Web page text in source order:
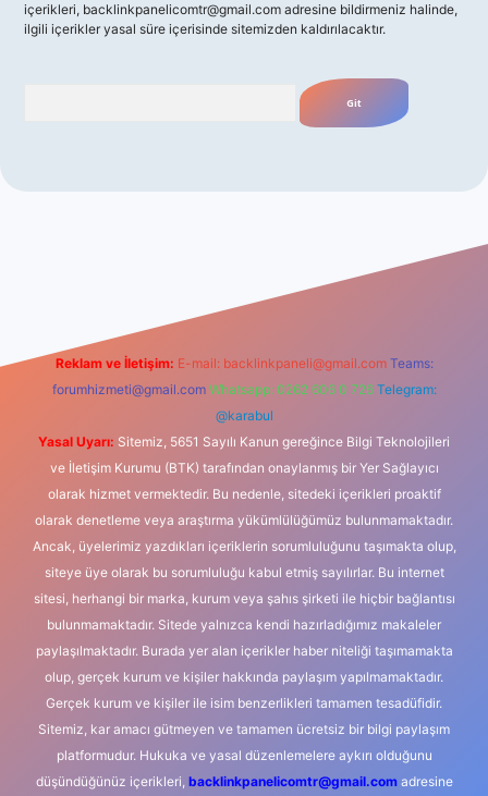
içerikleri, backlinkpanelicomtr@gmail.com adresine bildirmeniz halinde,
ilgili içerikler yasal süre içerisinde sitemizden kaldırılacaktır.
Reklam ve İletişim: E-mail: backlinkpaneli@gmail.com Teams:
forumhizmeti@gmail.com Whatsapp: 0262 606 0 726 Telegram:
@karabul
Yasal Uyarı: Sitemiz, 5651 Sayılı Kanun gereğince Bilgi Teknolojileri
ve İletişim Kurumu (BTK) tarafından onaylanmış bir Yer Sağlayıcı
olarak hizmet vermektedir. Bu nedenle, sitedeki içerikleri proaktif
olarak denetleme veya araştırma yükümlülüğümüz bulunmamaktadır.
Ancak, üyelerimiz yazdıkları içeriklerin sorumluluğunu taşımakta olup,
siteye üye olarak bu sorumluluğu kabul etmiş sayılırlar. Bu internet
sitesi, herhangi bir marka, kurum veya şahıs şirketi ile hiçbir bağlantısı
bulunmamaktadır. Sitede yalnızca kendi hazırladığımız makaleler
paylaşılmaktadır. Burada yer alan içerikler haber niteliği taşımamakta
olup, gerçek kurum ve kişiler hakkında paylaşım yapılmamaktadır.
Gerçek kurum ve kişiler ile isim benzerlikleri tamamen tesadüfidir.
Sitemiz, kar amacı gütmeyen ve tamamen ücretsiz bir bilgi paylaşım
platformudur. Hukuka ve yasal düzenlemelere aykırı olduğunu
düşündüğünüz içerikleri, backlinkpanelicomtr@gmail.comadresine